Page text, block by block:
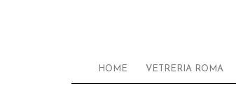
HOME VETRERIA ROMA